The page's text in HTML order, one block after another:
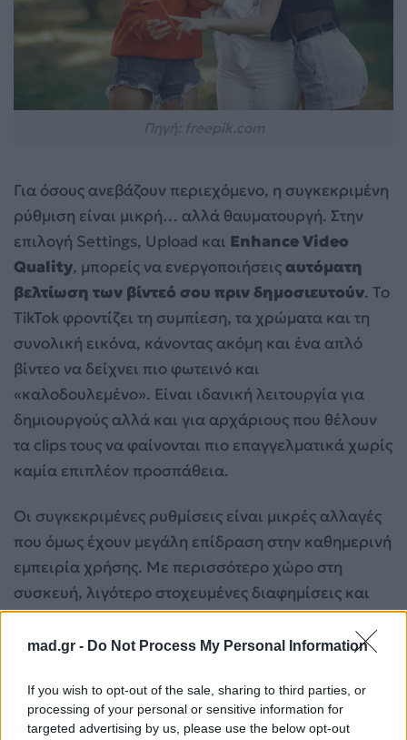
mad.gr - Do Not Process My Personal Information
If you wish to opt-out of the sale, sharing to third parties, or
processing of your personal or sensitive information for
targeted advertising by us, please use the below opt-out
Για όσους ανεβάζουν περιεχόμενο, η συγκεκριμένη
ρύθμιση είναι μικρή… αλλά θαυματουργή. Στην
επιλογή Settings, Upload και Enhance Video
Quality, μπορείς να ενεργοποιήσειςαυτόματη
βελτίωση των βίντεό σου πριν δημοσιευτούν. Το
TikTok φροντίζει τη συμπίεση, τα χρώματα και τη
συνολική εικόνα, κάνοντας ακόμη και ένα απλό
βίντεο να δείχνει πιο φωτεινό και
«καλοδουλεμένο». Είναι ιδανική λειτουργία για
δημιουργούς αλλά και για αρχάριους που θέλουν
τα clips τους να φαίνονται πιο επαγγελματικά χωρίς
καμία επιπλέον προσπάθεια.
Οι συγκεκριμένες ρυθμίσεις είναι μικρές αλλαγές
που όμως έχουν μεγάλη επίδραση στην καθημερινή
εμπειρία χρήσης. Με περισσότερο χώρο στη
συσκευή, λιγότερο στοχευμένες διαφημίσεις και
υψηλότερη ποιότητα βίντεο,το TikTok γίνεται πιο
ευχάριστο και πιο αποδοτικό.
Αυθόρμητες φωτογραφίες; Το TikTok trend που
θα αλλάξει το προφίλ σου